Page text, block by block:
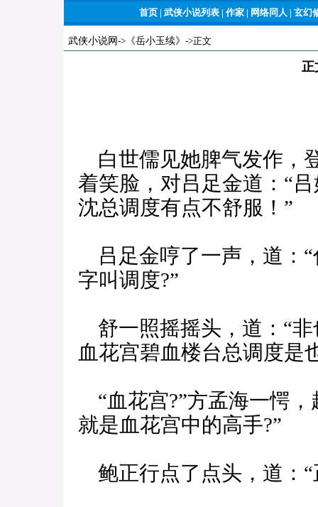
首页 | 武侠小说列表 | 作家 | 网络同人 | 玄幻
武侠小说网 -> 《岳小玉续》 ->正文
正
白世儒见她脾气发作，
着笑脸，对吕足金道：“
沈总调度有点不舒服！”
吕足金哼了一声，道：“
字叫调度?”
舒一照摇摇头，道：“
血花宫碧血楼台总调度是
“血花宫?”方孟海一愕
就是血花宫中的高手?”
鲍正行点了点头，道：“